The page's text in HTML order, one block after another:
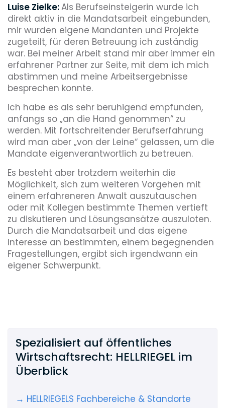
Luise Zielke:Als Berufseinsteigerin wurde ich
direkt aktiv in die Mandatsarbeit eingebunden,
mir wurden eigene Mandanten und Projekte
zugeteilt, für deren Betreuung ich zuständig
war. Bei meiner Arbeit stand mir aber immer ein
erfahrener Partner zur Seite, mit dem ich mich
abstimmen und meine Arbeitsergebnisse
besprechen konnte.
Ich habe es als sehr beruhigend empfunden,
anfangs so „an die Hand genommen“ zu
werden. Mit fortschreitender Berufserfahrung
wird man aber „von der Leine“ gelassen, um die
Mandate eigenverantwortlich zu betreuen.
Es besteht aber trotzdem weiterhin die
Möglichkeit, sich zum weiteren Vorgehen mit
einem erfahreneren Anwalt auszutauschen
oder mit Kollegen bestimmte Themen vertieft
zu diskutieren und Lösungsansätze auszuloten.
Durch die Mandatsarbeit und das eigene
Interesse an bestimmten, einem begegnenden
Fragestellungen, ergibt sich irgendwann ein
eigener Schwerpunkt.
Spezialisiert auf öffentliches
Wirtschaftsrecht: HELLRIEGEL im
Überblick
→ HELLRIEGELS Fachbereiche & Standorte